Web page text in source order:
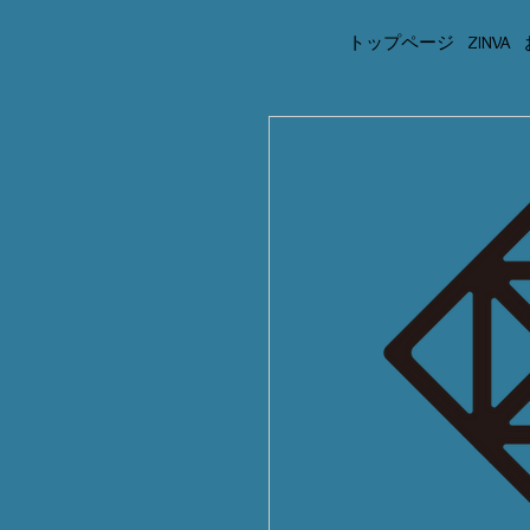
トップページ ZINVA